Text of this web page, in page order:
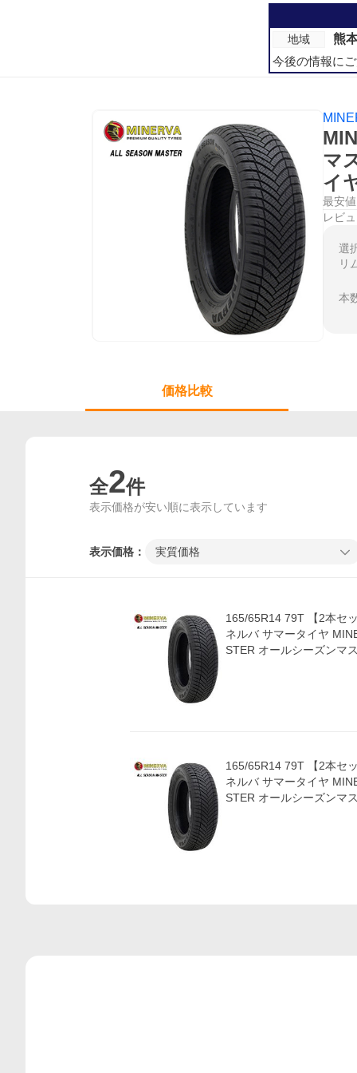
地域
熊
今後の情報に
マ
イ
最安値
レビ
選
リ
本
価格比較
全2件
表示価格が安い順に表示しています
表示価格： 実質価格
165/65R14 79T 【2本セ
ネルバ サマータイヤ
STER オールシーズンマ
165/65R14 79T 【2本セ
ネルバ サマータイヤ
STER オールシーズンマ